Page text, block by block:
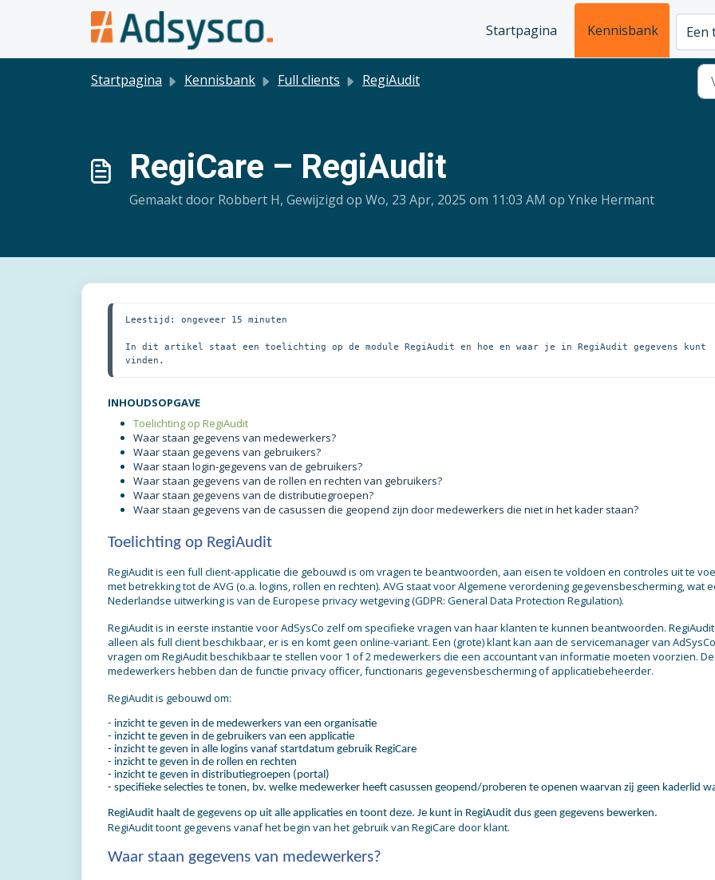
Doorgaan naar hoofdinhoud
Startpagina
Kennisbank Een
Startpagina Kennisbank Full clients RegiAudit
RegiCare – RegiAudit
Gemaakt door Robbert H, Gewijzigd op Wo, 23 Apr, 2025 om 11:03 AM op Ynke Hermant
Leestijd: ongeveer 15 minuten
In dit artikel staat een toelichting op de module RegiAudit en hoe en waar je in RegiAudit gegevens kunt
vinden.
INHOUDSOPGAVE
Toelichting op RegiAudit
Waar staan gegevens van medewerkers?
Waar staan gegevens van gebruikers?
Waar staan login-gegevens van de gebruikers?
Waar staan gegevens van de rollen en rechten van gebruikers?
Waar staan gegevens van de distributiegroepen?
Waar staan gegevens van de casussen die geopend zijn door medewerkers die niet in het kader staan?
Toelichting op RegiAudit
RegiAudit is een full client-applicatie die gebouwd is om vragen te beantwoorden, aan eisen te voldoen en controles uit te
met betrekking tot de AVG (o.a. logins, rollen en rechten). AVG staat voor Algemene verordening gegevensbescherming, wat
Nederlandse uitwerking is van de Europese privacy wetgeving (GDPR: General Data Protection Regulation).
RegiAudit is in eerste instantie voor AdSysCo zelf om specifieke vragen van haar klanten te kunnen beantwoorden.
alleen als full client beschikbaar, er is en komt geen online-variant. Een (grote) klant kan aan de servicemanager van AdSysCo
vragen om RegiAudit beschikbaar te stellen voor 1 of 2 medewerkers die een accountant van informatie moeten voorzien.
medewerkers hebben dan de functie privacy officer, functionaris gegevensbescherming of applicatiebeheerder.
RegiAudit is gebouwd om:
- inzicht te geven in de medewerkers van een organisatie
- inzicht te geven in de gebruikers van een applicatie
- inzicht te geven in alle logins vanaf startdatum gebruik RegiCare
- inzicht te geven in de rollen en rechten
- inzicht te geven in distributiegroepen (portal)
- specifieke selecties te tonen, bv. welke medewerker heeft casussen geopend/proberen te openen waarvan zij geen kaderlid
RegiAudit haalt de gegevens op uit alle applicaties en toont deze. Je kunt in RegiAudit dus geen gegevens bewerken.
RegiAudit toont gegevens vanaf het begin van het gebruik van RegiCare door klant.
Waar staan gegevens van medewerkers?